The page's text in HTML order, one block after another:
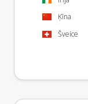
Ķīna
Šveice